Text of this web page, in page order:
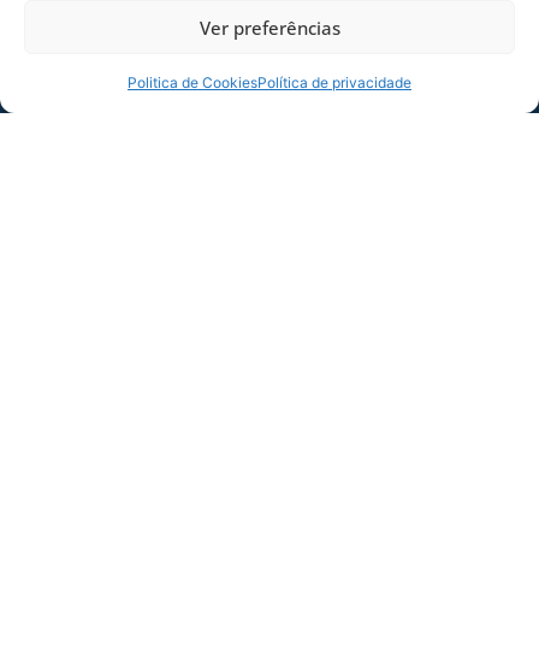
Ver preferências
Politica de CookiesPolítica de privacidade
COMPARTILHE ESSA NOTÍCIA